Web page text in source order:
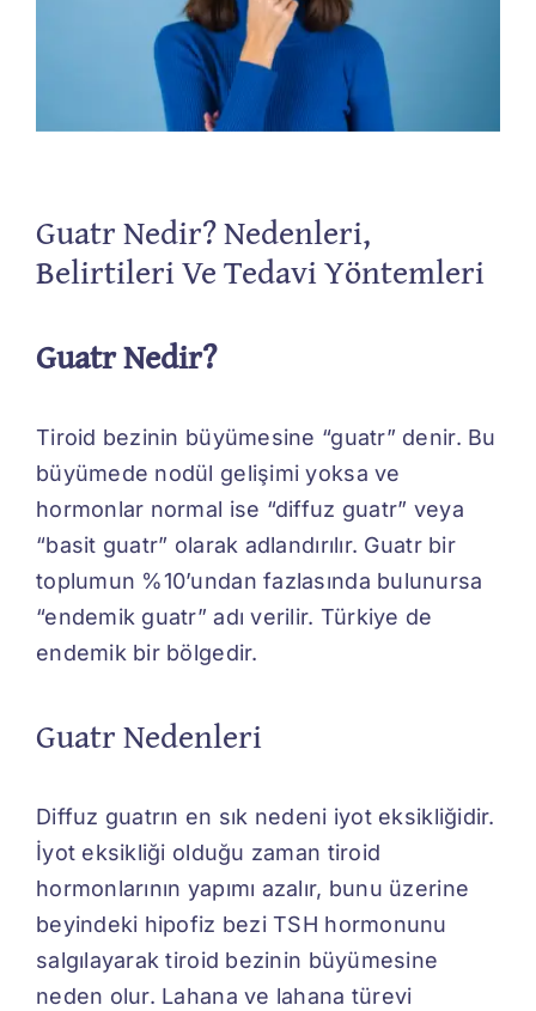
Guatr Nedir? Nedenleri,
Belirtileri Ve Tedavi Yöntemleri
Guatr Nedir?
Tiroid bezinin büyümesine “guatr” denir. Bu
büyümede nodül gelişimi yoksa ve
hormonlar normal ise “diffuz guatr” veya
“basit guatr” olarak adlandırılır. Guatr bir
toplumun %10’undan fazlasında bulunursa
“endemik guatr” adı verilir. Türkiye de
endemik bir bölgedir.
Guatr Nedenleri
Diffuz guatrın en sık nedeni iyot eksikliğidir.
İyot eksikliği olduğu zaman tiroid
hormonlarının yapımı azalır, bunu üzerine
beyindeki hipofiz bezi TSH hormonunu
salgılayarak tiroid bezinin büyümesine
neden olur. Lahana ve lahana türevi